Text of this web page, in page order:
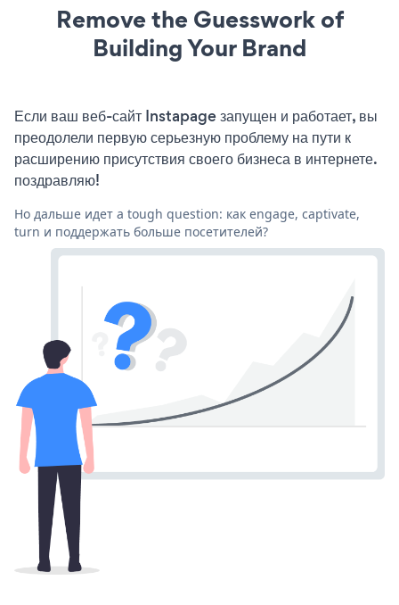
Remove the Guesswork of
Building Your Brand
Если ваш веб-сайт Instapage запущен и работает, вы
преодолели первую серьезную проблему на пути к
расширению присутствия своего бизнеса в интернете.
поздравляю!
Но дальше идет a tough question: как engage, captivate,
turn и поддержать больше посетителей?